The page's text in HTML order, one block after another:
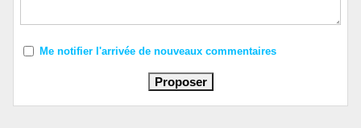
Me notifier l'arrivée de nouveaux commentaires